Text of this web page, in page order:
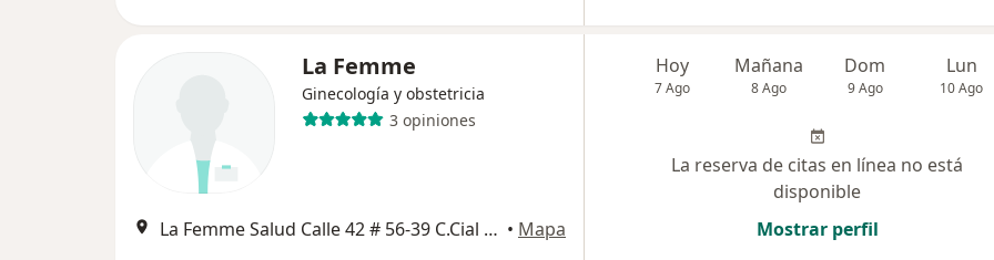
La Femme
Ginecología y obstetricia
3 opiniones
La Femme Salud Calle 42 # 56-39 C.Cial Savanna Plaza local 211, Rionegro • Mapa
Hoy
7 Ago
Mañana
8 Ago
Dom
9 Ago
Lun
10 Ago
La reserva de citas en línea no está
disponible
Mostrar perfil